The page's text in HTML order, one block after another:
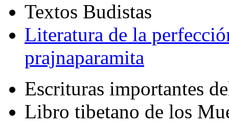
Textos Budistas
Literatura de la
prajnaparamita
Escrituras importantes
Libro tibetano de los